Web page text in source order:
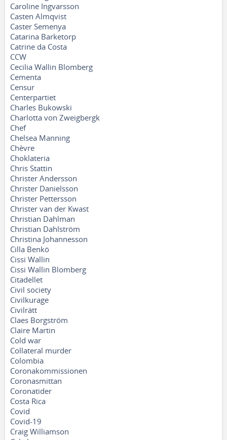
Caroline Ingvarsson
Casten Almqvist
Caster Semenya
Catarina Barketorp
Catrine da Costa
CCW
Cecilia Wallin Blomberg
Cementa
Censur
Centerpartiet
Charles Bukowski
Charlotta von Zweigbergk
Chef
Chelsea Manning
Chèvre
Choklateria
Chris Stattin
Christer Andersson
Christer Danielsson
Christer Pettersson
Christer van der Kwast
Christian Dahlman
Christian Dahlström
Christina Johannesson
Cilla Benkö
Cissi Wallin
Cissi Wallin Blomberg
Citadellet
Civil society
Civilkurage
Civilrätt
Claes Borgström
Claire Martin
Cold war
Collateral murder
Colombia
Coronakommissionen
Coronasmittan
Coronatider
Costa Rica
Covid
Covid-19
Craig Williamson